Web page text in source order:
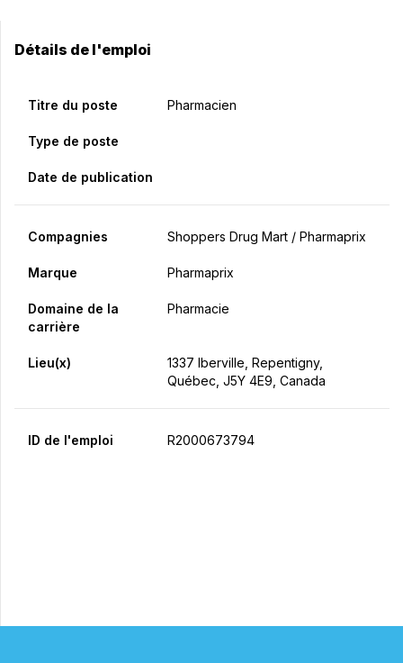
Détails de l'emploi
Titre du poste Pharmacien
Type de poste
Date de publication
Compagnies Shoppers Drug Mart / Pharmaprix
Marque Pharmaprix
Domaine de la
carrière
Pharmacie
Lieu(x)
1337 Iberville, Repentigny,
Québec, J5Y 4E9, Canada
ID de l'emploi R2000673794